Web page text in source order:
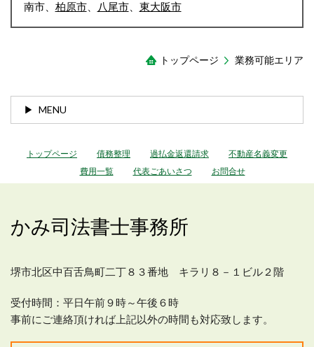
南市、 柏原市、 八尾市、 東大阪市
トップページ 業務可能エリア
MENU
トップページ 債務整理 過払金返還請求
不動産名義変更
費用一覧
代表ごあいさつ お問合せ
かみ司法書士事務所
堺市北区中百舌鳥町二丁８３番地 キラリ８－１ビル２階
受付時間：平日午前９時～午後６時
事前にご連絡頂ければ上記以外の時間も対応致します。